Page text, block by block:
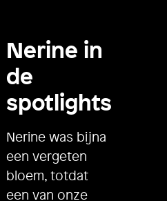
Nerine in
de
spotlights
Nerine was bijna
een vergeten
bloem, totdat
een van onze